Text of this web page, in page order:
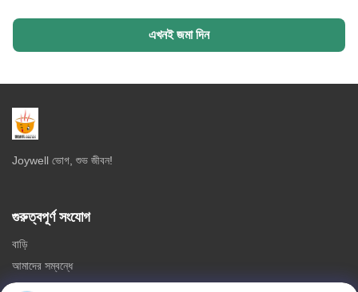
এখনই জমা দিন
Joywell ভোগ, শুভ জীবন!
গুরুত্বপূর্ণ সংযোগ
বাড়ি
আমাদের সম্বন্ধে
পণ্য